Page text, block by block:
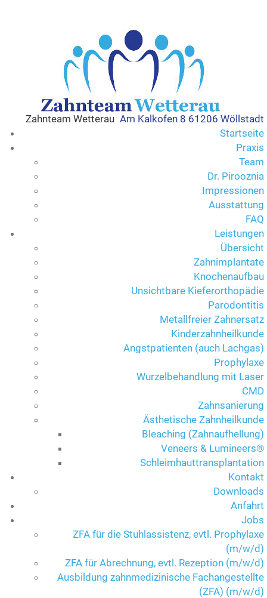
Zahnteam Wetterau Am Kalkofen 8 61206 Wöllstadt
Startseite
Praxis
Team
Dr. Pirooznia
Impressionen
Ausstattung
FAQ
Leistungen
Übersicht
Zahnimplantate
Knochenaufbau
Unsichtbare Kieferorthopädie
Parodontitis
Metallfreier Zahnersatz
Kinderzahnheilkunde
Angstpatienten (auch Lachgas)
Prophylaxe
Wurzelbehandlung mit Laser
CMD
Zahnsanierung
Ästhetische Zahnheilkunde
Bleaching (Zahnaufhellung)
Veneers & Lumineers®
Schleimhauttransplantation
Kontakt
Downloads
Anfahrt
Jobs
ZFA für die Stuhlassistenz, evtl. Prophylaxe
(m/w/d)
ZFA für Abrechnung, evtl. Rezeption (m/w/d)
Ausbildung zahnmedizinische Fachangestellte
(ZFA) (m/w/d)